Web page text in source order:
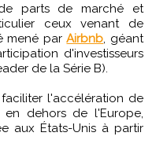
parts de marché et
ceux venant de
mené parAirbnb , géant
d'investisseurs
de la Série B).
l'accélération de
dehors de l'Europe,
aux États-Unis à partir